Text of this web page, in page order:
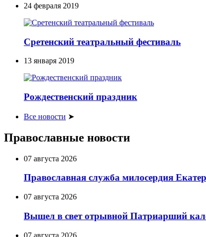
24 февраля 2019
Сретенский театральный фестиваль
13 января 2019
Рождественский праздник
Все новости ➤
Православные новости
07 августа 2026
Православная служба милосердия
07 августа 2026
Вышел в свет отрывной Патриарший
07 августа 2026